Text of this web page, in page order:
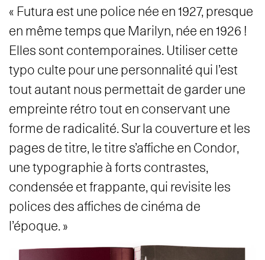
« Futura est une police née en 1927, presque
en même temps que Marilyn, née en 1926 !
Elles sont contemporaines. Utiliser cette
typo culte pour une personnalité qui l’est
tout autant nous permettait de garder une
empreinte rétro tout en conservant une
forme de radicalité. Sur la couverture et les
pages de titre, le titre s’affiche en Condor,
une typographie à forts contrastes,
condensée et frappante, qui revisite les
polices des affiches de cinéma de
l’époque. »